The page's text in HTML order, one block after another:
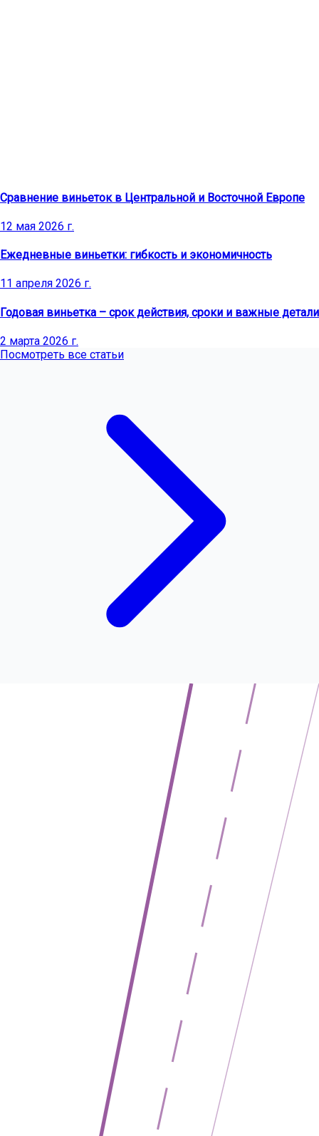
Сравнение виньеток в Центральной и Восточной Европе
12 мая 2026 г.
Ежедневные виньетки: гибкость и экономичность
11 апреля 2026 г.
Годовая виньетка – срок действия, сроки и важные детали
2 марта 2026 г.
Посмотреть все статьи